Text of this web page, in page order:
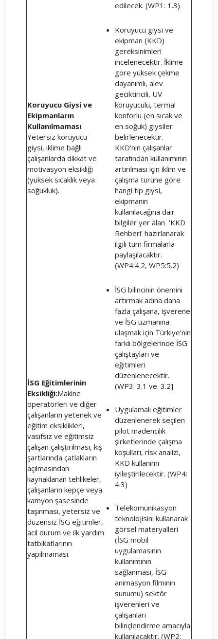
edilecek. (WP1: 1.3)
Koruyucu Giysi ve
Ekipmanların
Kullanılmaması:
Yetersiz koruyucu
giysi, iklime bağlı
çalışanlarda dikkat ve
motivasyon eksikliği
(yüksek sıcaklık veya
soğukluk).
Koruyucu giysi ve
ekipman (KKD)
gereksinimleri
incelenecektir. İklime
göre yüksek çekme
dayanımlı, alev
geciktiricili, UV
koruyuculu, termal
konforlu (en sıcak ve
en soğuk) giysiler
belirlenecektir.
KKD'nin çalışanlar
tarafından kullanımının
artırılması için iklim ve
çalışma türüne göre
hangi tip giysi,
ekipmanın
kullanılacağına dair
bilgiler yer alan 'KKD
Rehberi' hazırlanarak
ilgili tüm firmalarla
paylaşılacaktır.
(WP4:4.2, WP5:5.2)
İSG Eğitimlerinin
Eksikliği:Makine
operatörleri ve diğer
çalışanların yetenek ve
eğitim eksiklikleri,
vasıfsız ve eğitimsiz
çalışan çalıştırılması, kış
şartlarında çatlakların
açılmasından
kaynaklanan tehlikeler,
çalışanların kepçe veya
kamyon şasesinde
taşınması, yetersiz ve
düzensiz İSG eğitimler,
acil durum ve ilk yardım
tatbikatlarının
yapılmaması.
İSG bilincinin önemini
artırmak adına daha
fazla çalışana, işverene
ve İSG uzmanına
ulaşmak için Türkiye'nin
farklı bölgelerinde İSG
çalıştayları ve
eğitimleri
düzenlenecektir.
(WP3: 3.1 ve. 3.2]
Uygulamalı eğitimler
düzenlenerek seçilen
pilot madencilik
şirketlerinde çalışma
koşulları, risk analizi,
KKD kullanımı
iyileştirilecektir. (WP4:
4.3)
Telekomünikasyon
teknolojisini kullanarak
görsel materyalleri
(İSG mobil
uygulamasının
kullanımının
sağlanması, İSG
animasyon filminin
sunumu) sektör
işverenleri ve
çalışanları
bilinçlendirme amacıyla
kullanılacaktır. (WP2: